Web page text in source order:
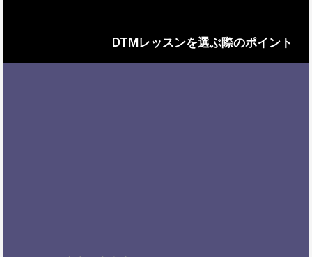
DTMレッスンを選ぶ際のポイント